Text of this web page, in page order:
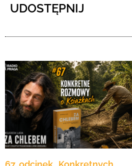
UDOSTĘPNIJ